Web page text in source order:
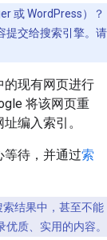
或 WordPress）？
提交给搜索引擎。请
的现有网页进行
将该网页重
编入索引。
等待，并通过索
结果中，甚至不能
质、实用的内容。